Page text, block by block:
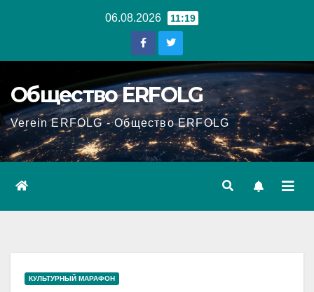
06.08.2026 11:19
Общество ERFOLG
Verein ERFOLG - Общество ERFOLG
КУЛЬТУРНЫЙ МАРАФОН